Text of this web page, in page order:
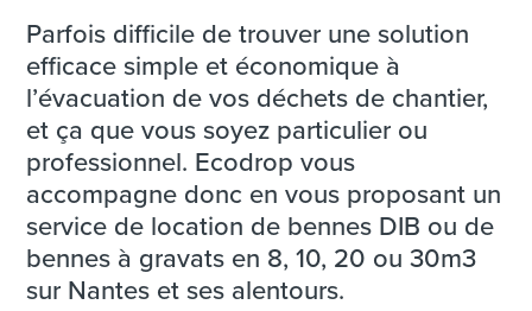
Parfois difficile de trouver une solution
efficace simple et économique à
l’évacuation de vos déchets de chantier,
et ça que vous soyez particulier ou
professionnel. Ecodrop vous
accompagne donc en vous proposant un
service de location de bennes DIB ou de
bennes à gravats en 8, 10, 20 ou 30m3
sur Nantes et ses alentours.